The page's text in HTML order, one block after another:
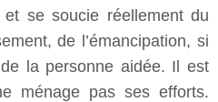
se soucie réellement du
de l’émancipation, si
de la personne aidée. Il est
ménage pas ses efforts.